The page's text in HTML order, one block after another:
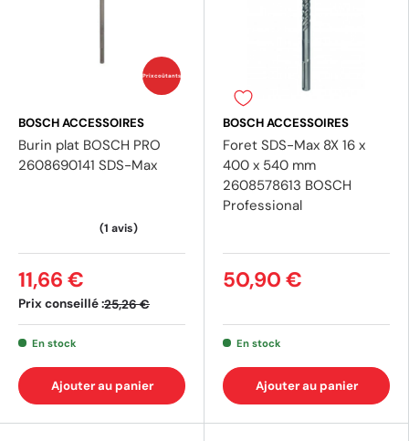
(4
Prix coûtants
BOSCH ACCESSOIRES
Burin plat BOSCH PRO
2608690141 SDS-Max
Prix conseillé :25,26 €
11,66 €
En stock
Ajouter au panier
BOSCH ACCESSOIRES
Foret SDS-Max 8X 16 x
400 x 540 mm
2608578613 BOSCH
Professional
50,90 €
En stock
Ajouter au panier